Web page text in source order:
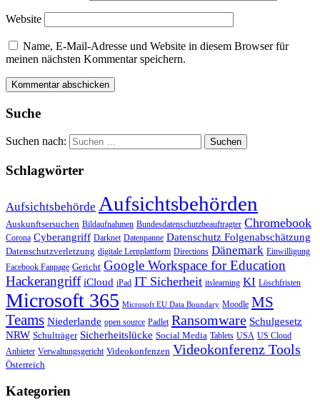
Website
Name, E-Mail-Adresse und Website in diesem Browser für
meinen nächsten Kommentar speichern.
Suche
Suchen nach:
Schlagwörter
Aufsichtsbehörde Aufsichtsbehörden
Auskunftsersuchen Bildaufnahmen Bundesdatenschutzbeauftragter Chromebook
Corona Cyberangriff Darknet Datenpanne Datenschutz Folgenabschätzung
Datenschutzverletzung digitale Lernplattform Directions Dänemark Einwilligung
Facebook Fanpage Gericht Google Workspace for Education
Hackerangriff iCloud iPad IT Sicherheit itslearning KI Löschfristen
Microsoft 365 Microsoft EU Data Boundary Moodle MS
Teams Niederlande open source Padlet Ransomware Schulgesetz
NRW Schulträger Sicherheitslücke Social Media Tablets USA US Cloud
Anbieter Verwaltungsgericht Videokonfenzen Videokonferenz Tools
Österreich
Kategorien